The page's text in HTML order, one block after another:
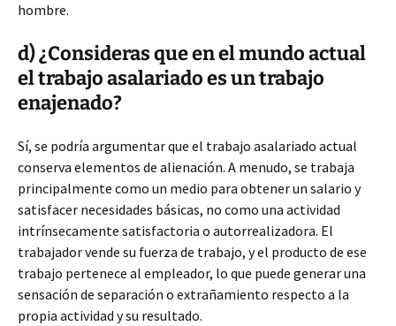
hombre.
d) ¿Consideras que en el mundo actual
el trabajo asalariado es un trabajo
enajenado?
Sí, se podría argumentar que el trabajo asalariado actual
conserva elementos de alienación. A menudo, se trabaja
principalmente como un medio para obtener un salario y
satisfacer necesidades básicas, no como una actividad
intrínsecamente satisfactoria o autorrealizadora. El
trabajador vende su fuerza de trabajo, y el producto de ese
trabajo pertenece al empleador, lo que puede generar una
sensación de separación o extrañamiento respecto a la
propia actividad y su resultado.